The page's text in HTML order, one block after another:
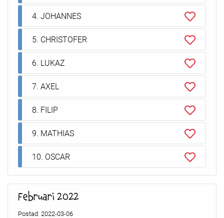
4. JOHANNES
5. CHRISTOFER
6. LUKAZ
7. AXEL
8. FILIP
9. MATHIAS
10. OSCAR
Februari 2022
Postad: 2022-03-06